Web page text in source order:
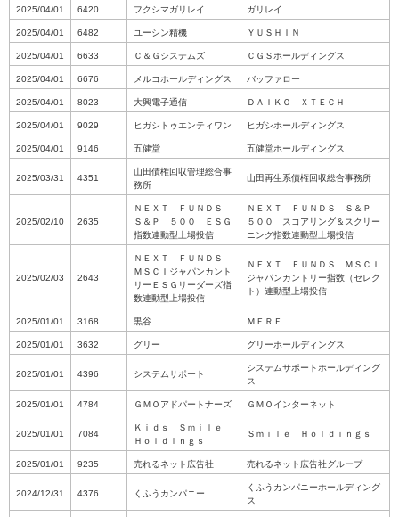
2025/04/01 6420 フクシマガリレイ ガリレイ
2025/04/01 6482 ユーシン精機 ＹＵＳＨＩＮ
2025/04/01 6633 Ｃ＆Ｇシステムズ ＣＧＳホールディングス
2025/04/01 6676 メルコホールディングス バッファロー
2025/04/01 8023 大興電子通信 ＤＡＩＫＯ ＸＴＥＣＨ
2025/04/01 9029 ヒガシトゥエンティワン ヒガシホールディングス
2025/04/01 9146 五健堂 五健堂ホールディングス
2025/03/31 4351
山田債権回収管理総合事
務所
山田再生系債権回収総合事務所
2025/02/10 2635
ＮＥＸＴ ＦＵＮＤＳ
Ｓ＆Ｐ ５００ ＥＳＧ
指数連動型上場投信
ＮＥＸＴ ＦＵＮＤＳ Ｓ＆Ｐ
５００ スコアリング＆スクリー
ニング指数連動型上場投信
2025/02/03 2643
ＮＥＸＴ ＦＵＮＤＳ
ＭＳＣＩジャパンカント
リーＥＳＧリーダーズ指
数連動型上場投信
ＮＥＸＴ ＦＵＮＤＳ ＭＳＣＩ
ジャパンカントリー指数（セレク
ト）連動型上場投信
2025/01/01 3168 黒谷 ＭＥＲＦ
2025/01/01 3632 グリー グリーホールディングス
2025/01/01 4396 システムサポート
システムサポートホールディング
ス
2025/01/01 4784 ＧＭＯアドパートナーズ ＧＭＯインターネット
2025/01/01 7084
Ｋｉｄｓ Ｓｍｉｌｅ
Ｈｏｌｄｉｎｇｓ
Ｓｍｉｌｅ Ｈｏｌｄｉｎｇｓ
2025/01/01 9235 売れるネット広告社 売れるネット広告社グループ
2024/12/31 4376 くふうカンパニー
くふうカンパニーホールディング
ス